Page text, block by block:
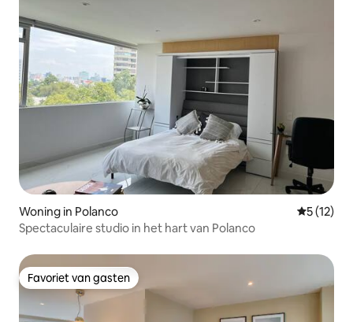
Woning in Polanco
5 (12)
Spectaculaire studio in het hart van Polanco
Favoriet van gasten
Favoriet van gasten